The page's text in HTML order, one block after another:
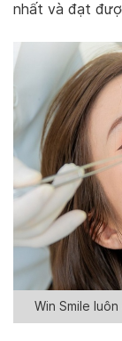
nhất và đạt
Win Smile